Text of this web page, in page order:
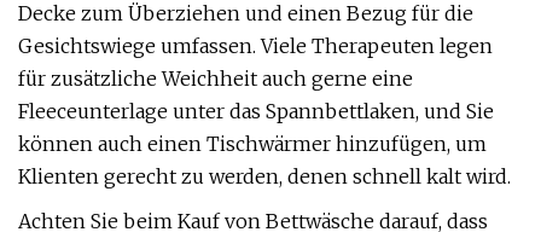
Decke zum Überziehen und einen Bezug für die
Gesichtswiege umfassen. Viele Therapeuten legen
für zusätzliche Weichheit auch gerne eine
Fleeceunterlage unter das Spannbettlaken, und Sie
können auch einen Tischwärmer hinzufügen, um
Klienten gerecht zu werden, denen schnell kalt wird.
Achten Sie beim Kauf von Bettwäsche darauf, dass